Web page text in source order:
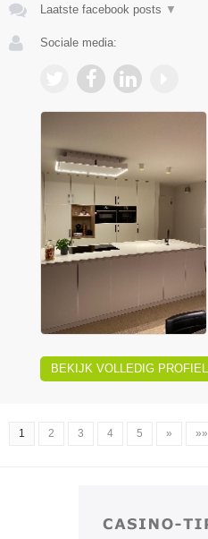
Laatste facebook posts ▼
Sociale media:
BEKIJK VOLLEDIG PROFIEL
1 2 3 4 5 » »»